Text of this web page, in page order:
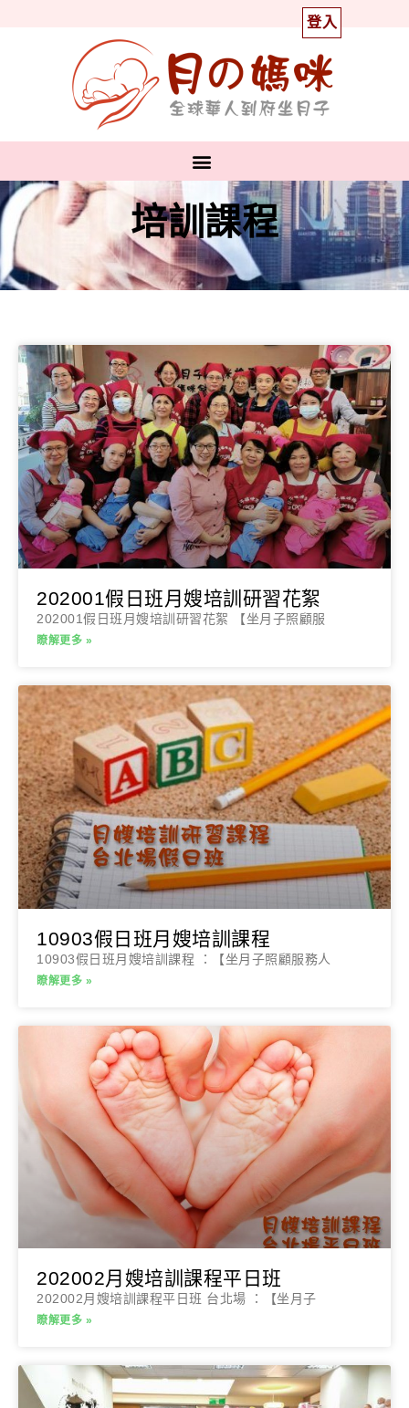
登入
培訓課程
202001假日班月嫂培訓研習花絮
202001假日班月嫂培訓研習花絮 【坐月子照顧服
瞭解更多 »
10903假日班月嫂培訓課程
10903假日班月嫂培訓課程 ：【坐月子照顧服務人
瞭解更多 »
202002月嫂培訓課程平日班
202002月嫂培訓課程平日班 台北場 ：【坐月子
瞭解更多 »